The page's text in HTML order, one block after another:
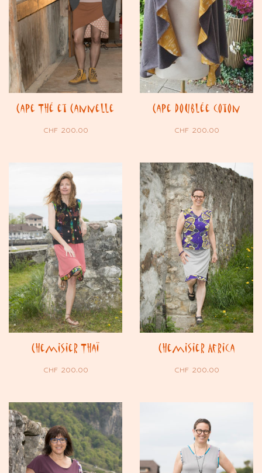
Cape Thé et Cannelle
CHF200.00
Cape doublée coton
CHF200.00
Chemisier Thaï
CHF200.00
Chemisier Africa
CHF200.00